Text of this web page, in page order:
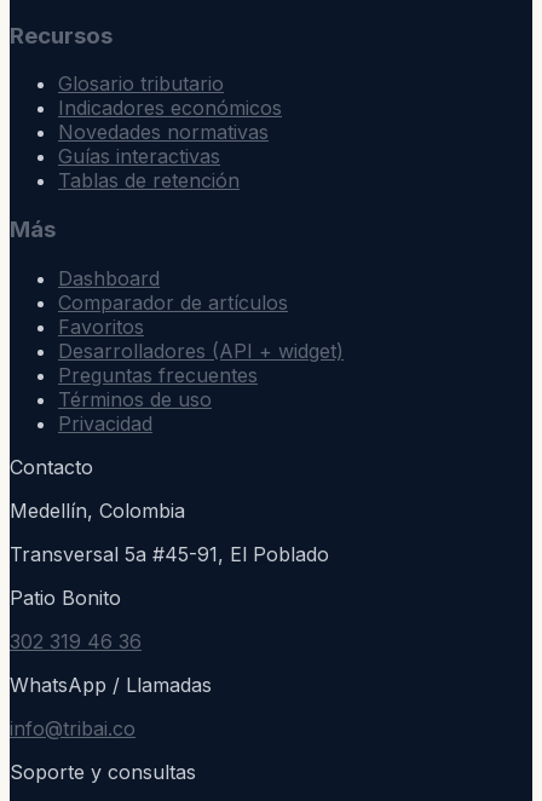
Recursos
Glosario tributario
Indicadores económicos
Novedades normativas
Guías interactivas
Tablas de retención
Más
Dashboard
Comparador de artículos
Favoritos
Desarrolladores (API + widget)
Preguntas frecuentes
Términos de uso
Privacidad
Contacto
Medellín, Colombia
Transversal 5a #45-91, El Poblado
Patio Bonito
302 319 46 36
WhatsApp / Llamadas
info@tribai.co
Soporte y consultas